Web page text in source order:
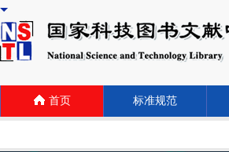
首页 标准规范